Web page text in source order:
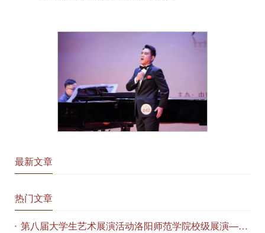
最新文章
热门文章
第八届大学生艺术展演活动洛阳师范学院校级展演——艺术作品专场展览在美术与艺术学院顺利开展